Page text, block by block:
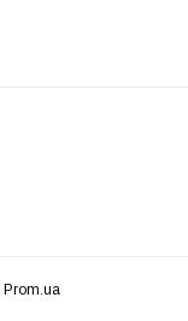
Prom.ua